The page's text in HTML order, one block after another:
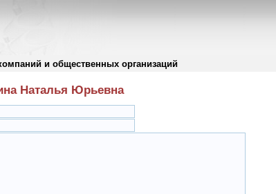
и общественных организаций
Наталья Юрьевна